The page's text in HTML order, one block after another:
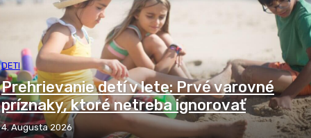
DETI
Prehrievanie detí v lete: Prvé varovné
príznaky, ktoré netreba ignorovať
4. Augusta 2026